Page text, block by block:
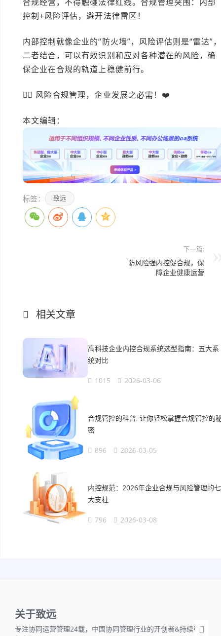
控制+风险评估，避开法律雷区！
内部控制就像企业的“防火墙”，风险评估则是“雷达”
二者结合，可以有效识别和应对各种潜在的风险，确
保企业在合规的轨道上稳健前行。
👍🏻 风险合规管理，企业发展之必需！❤️
本文编辑：
标签： 致远
下一篇:
防风险强内控促合规，保
障企业健康运营
相关文章
高科技企业内控合规系统选型指南：五大系
统对比
1015 2026-03-06
合规管控的科普, 让你轻松掌握合规管控的
密
896 2026-03-05
内控规范：2026年企业合规与风险管理的七
大支柱
796 2026-03-08
关于致远
专注协同运营管理24载，中国协同管理行业的开创者&持续引